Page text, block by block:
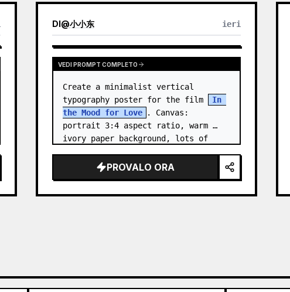
DI@小小东 ieri
VEDI PROMPT COMPLETO
Create a minimalist vertical
typography poster for the film
In
the Mood for Love
. Canvas:
portrait 3:4 aspect ratio, warm
ivory paper background, lots of
composition. …PROVALO ORA